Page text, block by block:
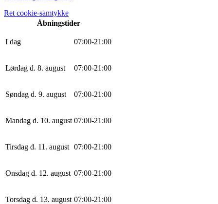
Ret cookie-samtykke
Åbningstider
I dag 07:00-21 :00
Lørdag d. 8. august 07:00-21 :00
Søndag d. 9. august 07:00-21 :00
Mandag d. 10. august 07:00-21 :00
Tirsdag d. 11. august 07:00-21 :00
Onsdag d. 12. august 07:00-21 :00
Torsdag d. 13. august 07:00-21 :00